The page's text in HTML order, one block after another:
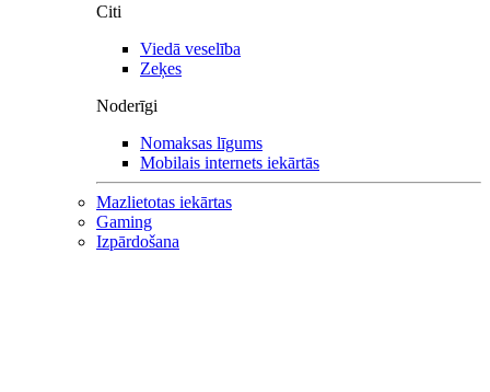
Citi
Viedā veselība
Zeķes
Noderīgi
Nomaksas līgums
Mobilais internets iekārtās
Mazlietotas iekārtas
Gaming
Izpārdošana